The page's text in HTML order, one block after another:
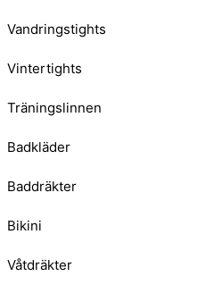
Vandringstights
Vintertights
Träningslinnen
Badkläder
Baddräkter
Bikini
Våtdräkter